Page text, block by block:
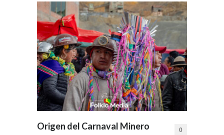
Origen del Carnaval Minero 0